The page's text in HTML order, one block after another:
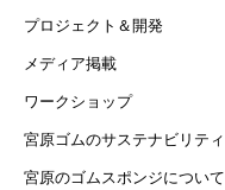
プロジェクト＆開発
メディア掲載
ワークショップ
宮原ゴムのサステナビリティ
宮原のゴムスポンジについて